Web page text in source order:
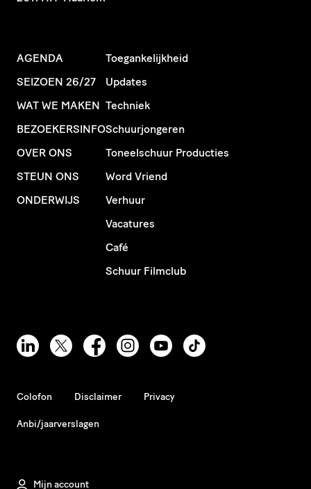
AGENDA
SEIZOEN 26/27
WAT WE MAKEN
BEZOEKERSINFO
OVER ONS
STEUN ONS
ONDERWIJS
Toegankelijkheid
Updates
Techniek
Schuurjongeren
Toneelschuur Producties
Word Vriend
Verhuur
Vacatures
Café
Schuur Filmclub
Colofon Disclaimer Privacy
Anbi/jaarverslagen
Mijn account